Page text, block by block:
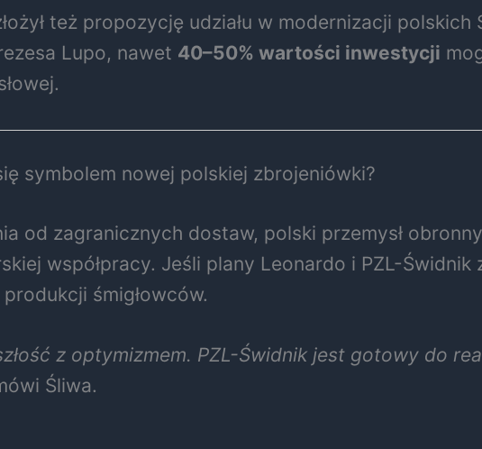
też propozycję udziału w modernizacji polskich
Lupo, nawet 40–50% wartości inwestycji
symbolem nowej polskiej zbrojeniówki?
od zagranicznych dostaw, polski przemysł
współpracy. Jeśli plany Leonardo i PZL-
śmigłowców.
z optymizmem. PZL-Świdnik jest gotowy do
Śliwa.